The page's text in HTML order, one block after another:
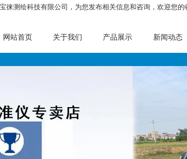
徕测绘科技有限公司，为您发布相关信息和咨询，欢迎您的
网站首页 关于我们 产品展示 新闻动态